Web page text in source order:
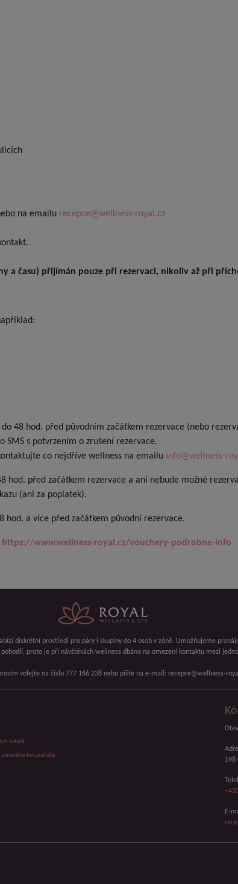
na emailu recepce@wellness-royal.cz
a času) přijímán pouze při rezervaci, nikoliv až při
48 hod. před původním začátkem rezervace (nebo
SMS s potvrzením o zrušení rezervace.
co nejdříve wellness na emailu info@wellness-
hod. před začátkem rezervace a ani nebude možné
(ani za poplatek).
hod. a více před začátkem původní rezervace.
https://www.wellness-royal.cz/vouchery-podrobne-info
diskrétní prostředí pro páry i skupiny do 4 osob v zóně. Umožňujeme
proto je při návštěvách wellness dbáno na omezení kontaktu mezi
volejte na číslo 777 166 238 nebo pište na e-mail: recepce@wellness-
údajů
koupaliště
198
E-